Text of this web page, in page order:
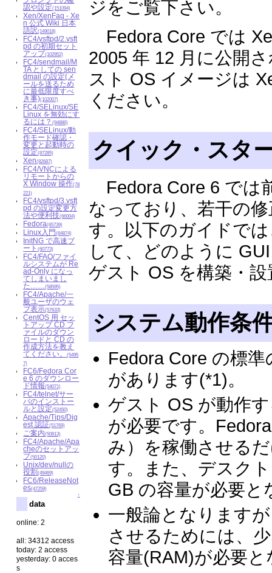
認や設定(151094)
Xen/XenFaq - Xe
n 公式 Wiki 日本
語訳(149018)
FC4/vsftpd/2.vsft
pd の初期セット
アップ(102952)
FC4/sendmail/M
TA としての sen
dmail の設定(メ
ールを送るため
に最低限度すべ
き事)(102007)
FC4/SELinux/SE
Linux を無効にす
るには？(94886)
FC4/SELinux/動
作モード確認・
変更と起動時の
設定(87285)
Xen(82687)
FC4/VNCによる
リモートからの
X Window 操作(78
221)
FC4/vsftpd/3.vsft
pd の設定変更方
法や便利技(66004)
Fedora(65739)
Linux入門(64874)
InitNG で高速ブ
ート(60773)
FC4/FAQ/ファイ
ルシステムが Re
ad-Only になっ
てしまいまし
た……(58595)
FC4/Apache/一
般ユーザのウェ
ブ表示(57633)
CentOS 用 セッ
トアップ CD フ
ァイルのダウン
ロードと CD の
作成方法を教え
てください。(5495
7)
FC6/Fedora Cor
e 6 のダウンロー
ド情報(54071)
FC4/telnet/サー
バのインストー
ルと設定(52450)
Apache/Tips/Dig
est 認証(51769)
ご案内(50813)
FC4/Apache/Apa
cheのセットアッ
プ(50120)
Unix/dev/nullの
役割(49469)
FC6/ReleaseNot
es(47259)
↑
data
online: 2
all: 34312 access
today: 2 access
yesterday: 0 acces
s
ジをご覧下さい。
Fedora Core では
2005 年 12 月に公開
スト OS イメージは
ください。
クイック・スタ
Fedora Core 6 では
なっており、若干の
す。以下のガイドで
して、どのように
ゲスト OS を構築・
システム動作条
Fedora Core の標
があります(*1)。
ゲスト OS が動作
が必要です。
み）を稼働させる
す。また、デスク
GB の容量が必要と
一般論となります
させるためには、
容量(RAM)が必要